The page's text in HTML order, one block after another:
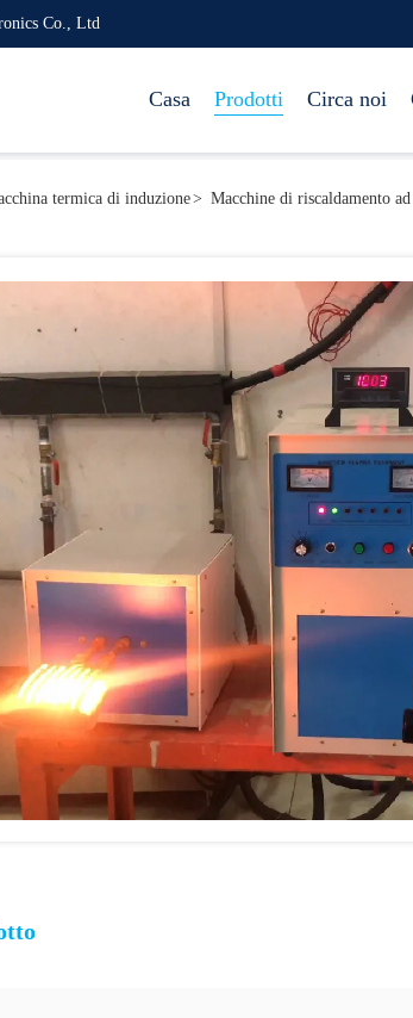
Co., Ltd
Casa Prodotti Circa noi
termica di induzione> Macchine di riscaldamento